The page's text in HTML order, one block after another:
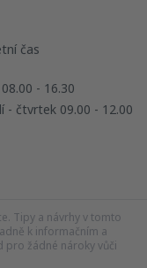
čas
- 16.30
čtvrtek 09.00 - 12.00
Tipy a návrhy v tomto
k informačním a
pro žádné nároky vůči